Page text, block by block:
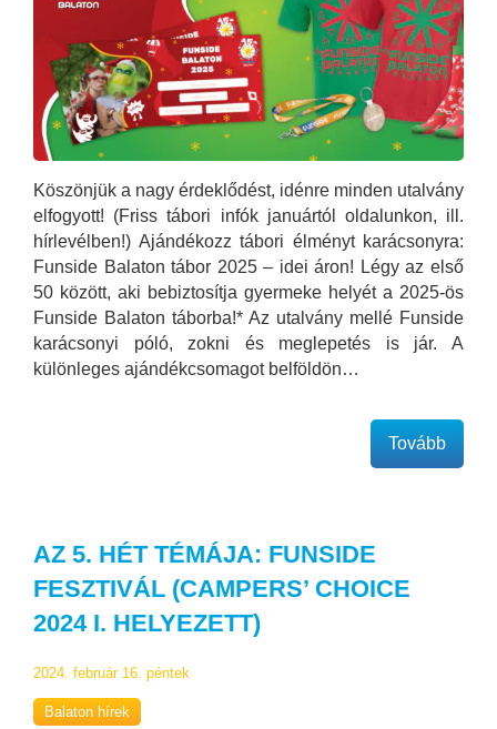
Köszönjük a nagy érdeklődést, idénre minden utalvány
elfogyott! (Friss tábori infók januártól oldalunkon, ill.
hírlevélben!) Ajándékozz tábori élményt karácsonyra:
Funside Balaton tábor 2025 – idei áron! Légy az első
50 között, aki bebiztosítja gyermeke helyét a 2025-ös
Funside Balaton táborba!* Az utalvány mellé Funside
karácsonyi póló, zokni és meglepetés is jár. A
különleges ajándékcsomagot belföldön…
Tovább
AZ 5. HÉT TÉMÁJA: FUNSIDE
FESZTIVÁL (CAMPERS’ CHOICE
2024 I. HELYEZETT)
2024. február 16. péntek
Balaton hírek